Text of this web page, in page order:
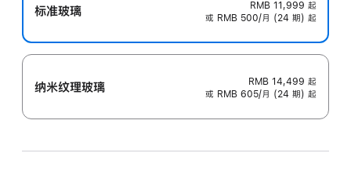
标准玻璃 RMB 11,999 起
或 RMB 500/月 (24 期) 起
纳米纹理玻璃 RMB 14,499 起
或 RMB 605/月 (24 期) 起